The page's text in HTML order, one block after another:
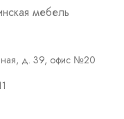
мебель
д. 39, офис №20